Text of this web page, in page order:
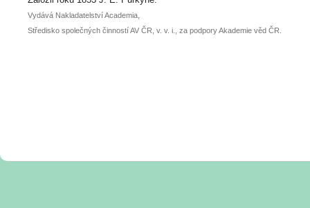
Vydává Nakladatelství Academia,
Středisko společných činností AV ČR, v. v. i., za podpory Akademie věd ČR.